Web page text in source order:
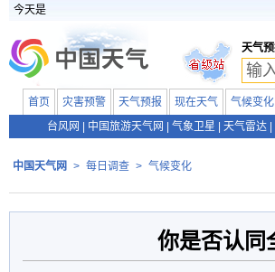
今天是
天气
首页 灾害预警 天气预报 现在天气 气候变化
台风网
中国旅游天气网 气象卫星 天气雷达
中国天气网 > 每日调查 > 气候变化
你是否认同